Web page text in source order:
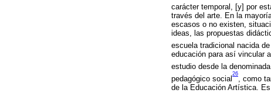
carácter temporal, [y] por
través del arte. En la
escasos o no existen,
ideas, las propuestas
escuela tradicional nacida
educación para así vincular
estudio desde la
pedagógico social
26
, como
de la Educación Artística.